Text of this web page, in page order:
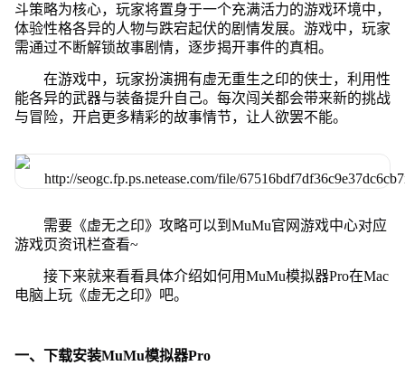
斗策略为核心，玩家将置身于一个充满活力的游戏环境中，
体验性格各异的人物与跌宕起伏的剧情发展。游戏中，玩家
需通过不断解锁故事剧情，逐步揭开事件的真相。
在游戏中，玩家扮演拥有虚无重生之印的侠士，利用性
能各异的武器与装备提升自己。每次闯关都会带来新的挑战
与冒险，开启更多精彩的故事情节，让人欲罢不能。
需要《虚无之印》攻略可以到MuMu官网游戏中心对应
游戏页资讯栏查看~
接下来就来看看具体介绍如何用MuMu模拟器Pro在Mac
电脑上玩《虚无之印》吧。
一、下载安装MuMu模拟器Pro